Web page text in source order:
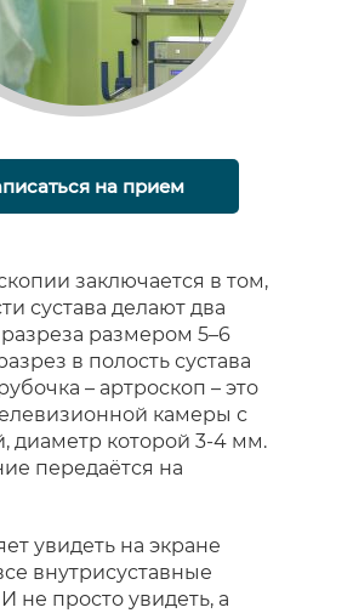
заключается в том,
сустава делают два
размером 5–6
в полость сустава
– артроскоп – это
камеры с
диаметр которой 3-4 мм.
передаётся на
увидеть на экране
внутрисуставные
не просто увидеть, а
на прием